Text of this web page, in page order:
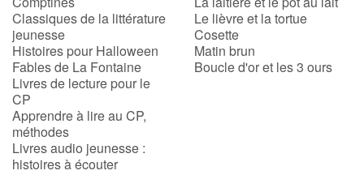
Classiques de la littérature
jeunesse
Histoires pour Halloween
Fables de La Fontaine
Livres de lecture pour le
CP
Apprendre à lire au CP,
méthodes
Livres audio jeunesse :
histoires à écouter
Le lièvre et la tortue
Cosette
Matin brun
Boucle d'or et les 3 ours